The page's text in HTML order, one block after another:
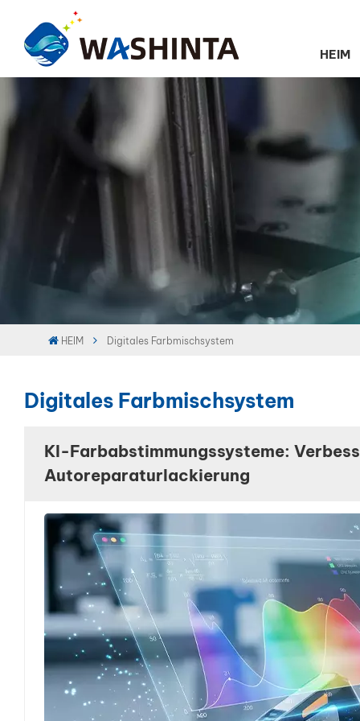
HEIM
HEIM Digitales Farbmischsystem
Digitales Farbmischsystem
KI-Farbabstimmungssysteme:
Autoreparaturlackierung